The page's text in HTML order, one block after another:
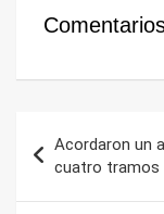
de
entradas
Acordaron un
cuatro tramos